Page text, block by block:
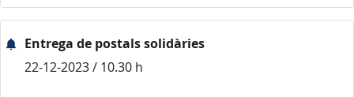
Entrega de postals solidàries
22-12-2023 / 10.30 h